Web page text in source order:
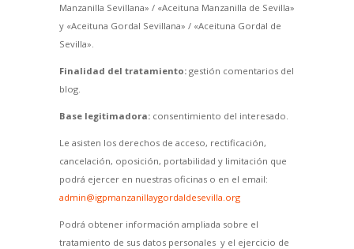
Manzanilla Sevillana» / «Aceituna Manzanilla de Sevilla»
y «Aceituna Gordal Sevillana» / «Aceituna Gordal de
Sevilla».
Finalidad del tratamiento:gestión comentarios del
blog.
Base legitimadora:consentimiento del interesado.
Le asisten los derechos de acceso, rectificación,
cancelación, oposición, portabilidad y limitación que
podrá ejercer en nuestras oficinas o en el email:
admin@igpmanzanillaygordaldesevilla.org
Podrá obtener información ampliada sobre el
tratamiento de sus datos personales y el ejercicio de